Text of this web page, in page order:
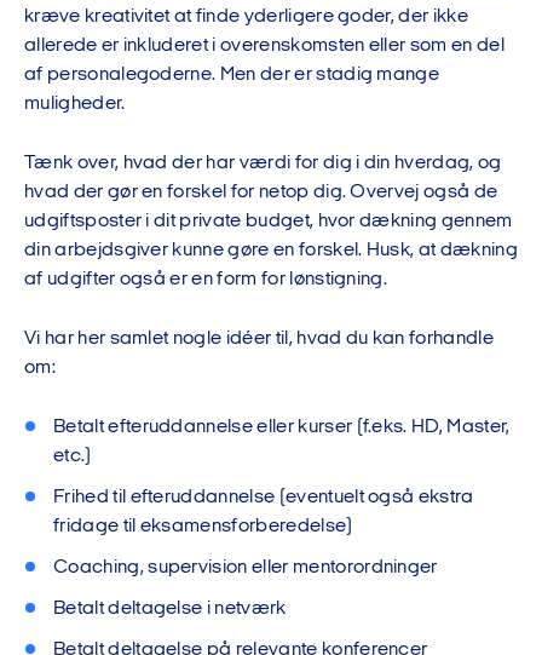
kræve kreativitet at finde yderligere goder, der ikke
allerede er inkluderet i overenskomsten eller som en del
af personalegoderne. Men der er stadig mange
muligheder.
Tænk over, hvad der har værdi for dig i din hverdag, og
hvad der gør en forskel for netop dig. Overvej også de
udgiftsposter i dit private budget, hvor dækning gennem
din arbejdsgiver kunne gøre en forskel. Husk, at dækning
af udgifter også er en form for lønstigning.
Vi har her samlet nogle idéer til, hvad du kan forhandle
om:
Betalt efteruddannelse eller kurser (f.eks. HD, Master,
etc.)
Frihed til efteruddannelse (eventuelt også ekstra
fridage til eksamensforberedelse)
Coaching, supervision eller mentorordninger
Betalt deltagelse i netværk
Betalt deltagelse på relevante konferencer